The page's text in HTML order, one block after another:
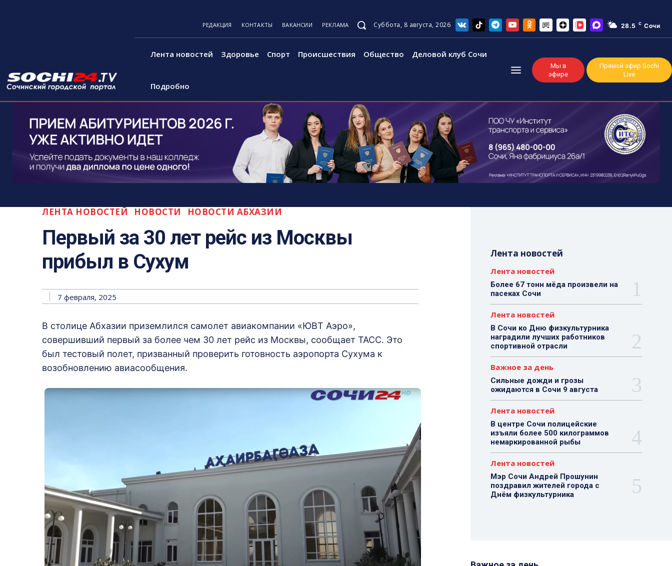
РЕДАКЦИЯ КОНТАКТЫ ВАКАНСИИ РЕКЛАМА Суббота, 8 августа, 2026 28.5 C Сочи
Лента новостей Здоровье Спорт Происшествия Общество Деловой клуб Сочи
Подробно
Мы в
эфире
Прямой эфир Sochi
Live
ЛЕНТА НОВОСТЕЙ НОВОСТИ НОВОСТИ АБХАЗИИ
Первый за 30 лет рейс из Москвы
прибыл в Сухум
7 февраля, 2025
В столице Абхазии приземлился самолет авиакомпании «ЮВТ Аэро»,
совершивший первый за более чем 30 лет рейс из Москвы, сообщает ТАСС. Это
был тестовый полет, призванный проверить готовность аэропорта Сухума к
возобновлению авиасообщения.
Лента новостей
Лента новостей
Более 67 тонн мёда произвели на
пасеках Сочи
Лента новостей
В Сочи ко Дню физкультурника
наградили лучших работников
спортивной отрасли
Важное за день
Сильные дожди и грозы
ожидаются в Сочи 9 августа
Лента новостей
В центре Сочи полицейские
изъяли более 500 килограммов
немаркированной рыбы
Лента новостей
Мэр Сочи Андрей Прошунин
поздравил жителей города с
Днём физкультурника